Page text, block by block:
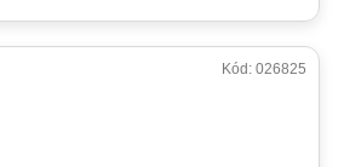
Kód: 026825